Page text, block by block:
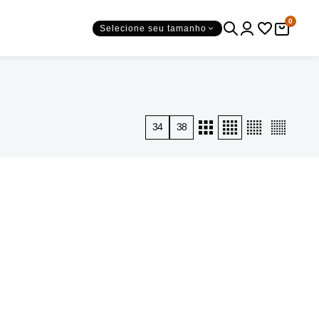
Selecione seu tamanho
0
34 38